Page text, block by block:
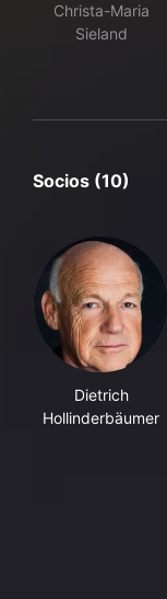
Christa-Maria
Sieland
Socios (10)
Dietrich
Hollinderbäumer